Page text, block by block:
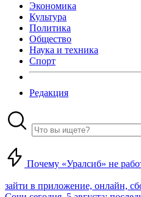
Экономика
Культура
Политика
Общество
Наука и техника
Спорт
Редакция
Почему «Уралсиб» не
зайти в приложение, онлайн,